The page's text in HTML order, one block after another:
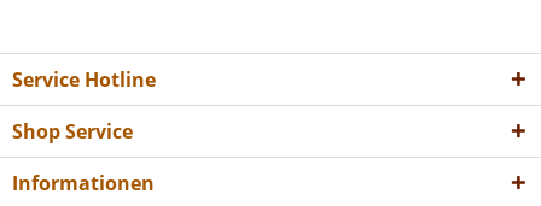
Service Hotline
Shop Service
Informationen